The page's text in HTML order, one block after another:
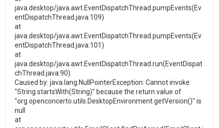
java.desktop/java.awt.EventDispatchThread.pumpEvents(Ev
entDispatchThread.java:109)
at
java.desktop/java.awt.EventDispatchThread.pumpEvents(Ev
entDispatchThread.java:101)
at
java.desktop/java.awt.EventDispatchThread.run(EventDispat
chThread.java:90)
Caused by: java.lang.NullPointerException: Cannot invoke
"String.startsWith(String)" because the return value of
"org.openconcerto.utils.DesktopEnvironment.getVersion()" is
null
at